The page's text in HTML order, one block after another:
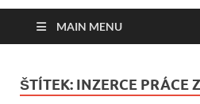
MAIN MENU
ŠTÍTEK: INZERCE PRÁCE